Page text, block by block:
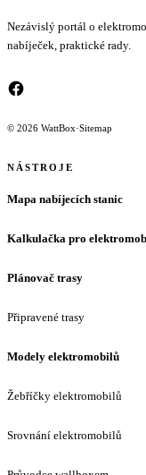
Nezávislý portál o
nabíječek, praktické rady.
© 2026 WattBox·Sitemap
NÁSTROJE
Mapa nabíjecích stanic
Kalkulačka pro
Plánovač trasy
Připravené trasy
Modely elektromobilů
Žebříčky elektromobilů
Srovnání elektromobilů